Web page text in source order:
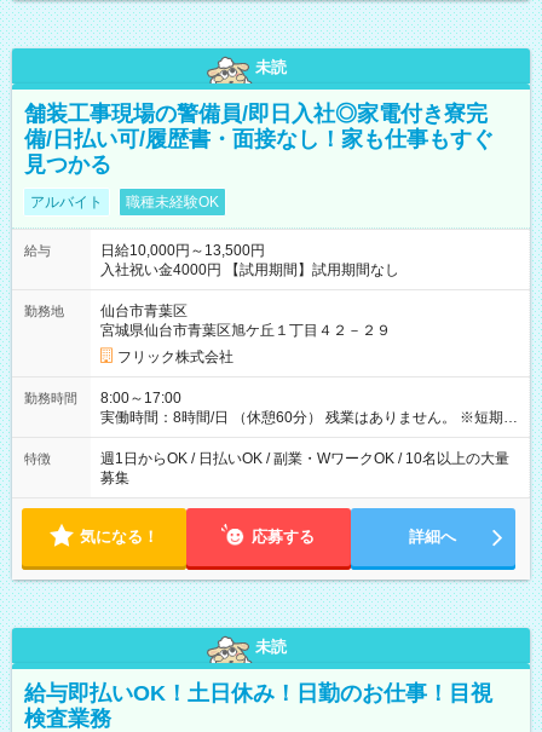
未読
舗装工事現場の警備員/即日入社◎家電付き寮完
備/日払い可/履歴書・面接なし！家も仕事もすぐ
見つかる
アルバイト 職種未経験OK
給与
日給10,000円～13,500円
入社祝い金4000円 【試用期間】試用期間なし
勤務地
仙台市青葉区
宮城県仙台市青葉区旭ケ丘１丁目４２－２９
フリック株式会社
勤務時間
8:00～17:00
実働時間：8時間/日 （休憩60分） 残業はありません。 ※短期の
募集は行っておりません。予めご了承くださいませ。
特徴
週1日からOK / 日払いOK / 副業・WワークOK / 10名以上の大量
募集
気になる！ 応募する 詳細へ
未読
給与即払いOK！土日休み！日勤のお仕事！目視
検査業務